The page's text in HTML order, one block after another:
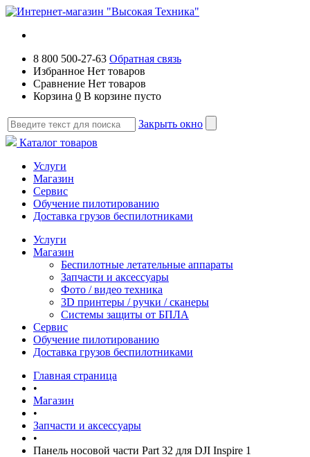
8 800 500-27-63 Обратная связь
Избранное Нет товаров
Сравнение Нет товаров
Корзина 0 В корзине пусто
Закрыть окно
Каталог товаров
Услуги
Магазин
Сервис
Обучение пилотированию
Доставка грузов беспилотниками
Услуги
Магазин
Беспилотные летательные аппараты
Запчасти и аксессуары
Фото / видео техника
3D принтеры / ручки / сканеры
Системы защиты от БПЛА
Сервис
Обучение пилотированию
Доставка грузов беспилотниками
Главная страница
•
Магазин
•
Запчасти и аксессуары
•
Панель носовой части Part 32 для DJI Inspire 1